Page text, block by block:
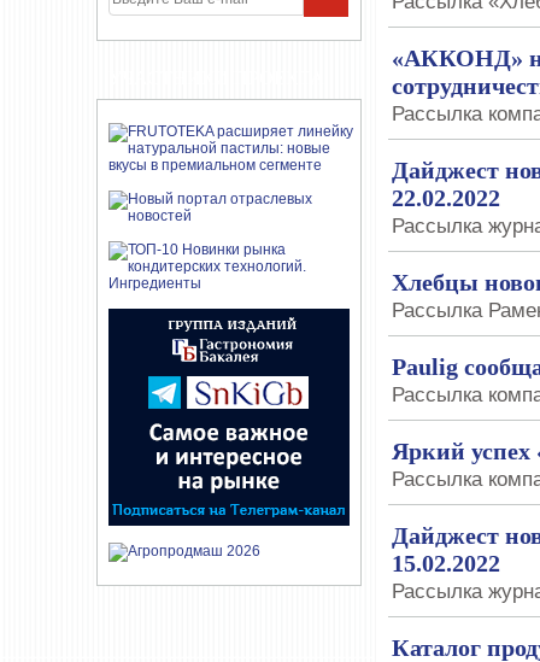
«АККОНД»
Рассылка
Дайджест
22.02.2022
Рассылка
Хлебцы
Рассылка
Paulig
Рассылка
Яркий
Рассылка
Дайджест
15.02.2022
Рассылка
Каталог